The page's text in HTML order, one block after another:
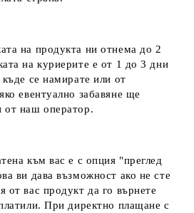
на продукта ни отнема до 2
на куриерите е от 1 до 3 дни
се намирате или от
евентуално забавяне ще
от наш оператор.
към вас е с опция "преглед
ви дава възможност ако не сте
от вас продукт да го върнете
При директно плащане с